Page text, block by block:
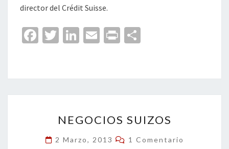
director del Crédit Suisse.
Fa
o
o
T
er
Li
dI
n
E
l
Pr
p
ar
tir
SUIZOS
NEGOCIOS SUIZOS
2 Marzo, 2013 Comentarios
1 Comentario